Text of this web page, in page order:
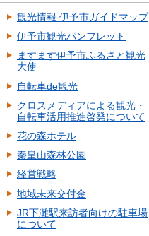
観光情報:伊予市ガイドマップ
伊予市観光パンフレット
ますます伊予市ふるさと観光
大使
自転車de観光
クロスメディアによる観光・
自転車活用推進啓発について
花の森ホテル
秦皇山森林公園
経営戦略
地域未来交付金
JR下灘駅来訪者向けの駐車場
について